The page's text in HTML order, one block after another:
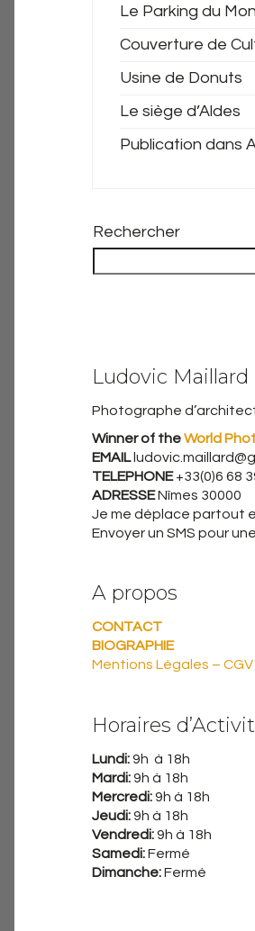
Le Parking du
Couverture de
Usine de Donuts
Le siège d’Aldes
Publication dans
Rechercher
Ludovic Maillard
Photographe
Winner of theWorld
EMAIL
TELEPHONE+33(0)6 68
ADRESSENîmes 30000
Je me déplace partout
Envoyer un SMS pour
A propos
CONTACT
BIOGRAPHIE
Mentions Légales – CGV
Horaires
Lundi:9h à 18h
Mardi:9h à 18h
Mercredi:9h à 18h
Jeudi:9h à 18h
Vendredi:9h à 18h
Samedi:Fermé
Dimanche:Fermé